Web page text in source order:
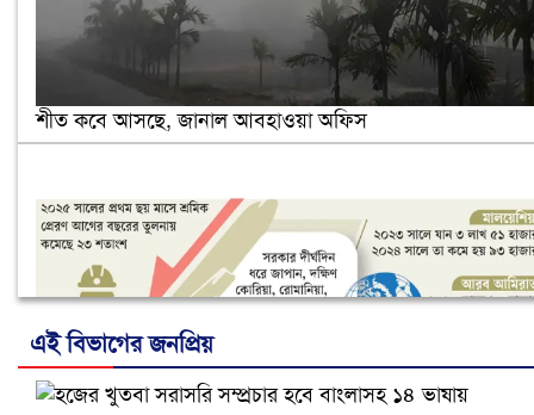
শীত কবে আসছে, জানাল আবহাওয়া অফিস
এই বিভাগের জনপ্রিয়